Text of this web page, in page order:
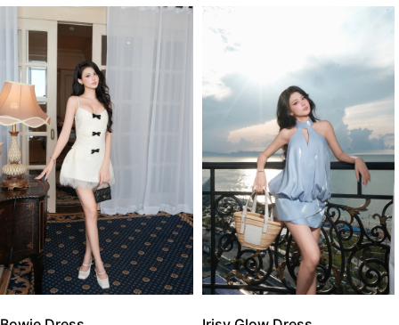
Red(0)
Silver
TÍM
(0)
TRẮNG
TRẮNG ĐEN
TRONG
VÀNG
Vàng Gold
White(3)
Xám(0)
XANH(2)